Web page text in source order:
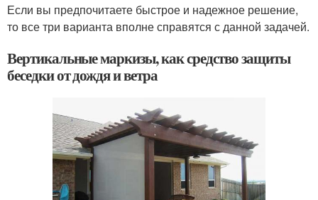
Если вы предпочитаете быстрое и надежное решение,
то все три варианта вполне справятся с данной задачей.
Вертикальные маркизы, как средство защиты
беседки от дождя и ветра